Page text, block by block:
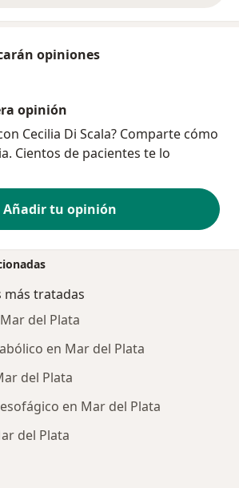
opiniones
opinión
Cecilia Di Scala? Comparte cómo
Cientos de pacientes te lo
Añadir tu opinión
más tratadas
del Plata
en Mar del Plata
del Plata
en Mar del Plata
del Plata